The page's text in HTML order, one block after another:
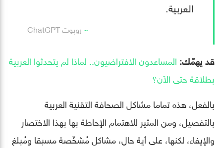
العربية.
روبوت ChatGPT
قد يهمّك: المساعدون الافتراضيون.. لماذا لم يتحدثوا العربية
بطلاقة حتى الآن؟
بالفعل، هذه تماما مشاكل الصحافة التقنية العربية
بالتفصيل، ومن المثير للاهتمام الإحاطة بها بهذا الاختصار
والإيفاء، لكنها، على أية حال، مشاكل مُشخّصة مسبقا ومُبلغ